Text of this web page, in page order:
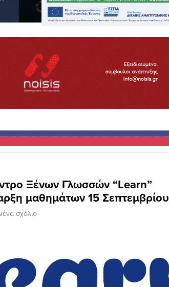
Ξένων Γλωσσών “Learn”
μαθημάτων 15 Σεπτεμβρίου
σχόλιο